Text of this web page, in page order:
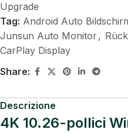
Upgrade
Tag: Android Auto
Junsun Auto Monitor,
CarPlay Display
Share:
Descrizione
4K 10.26-pollici